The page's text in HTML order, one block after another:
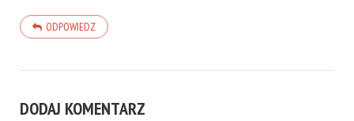
ODPOWIEDZ
DODAJ KOMENTARZ